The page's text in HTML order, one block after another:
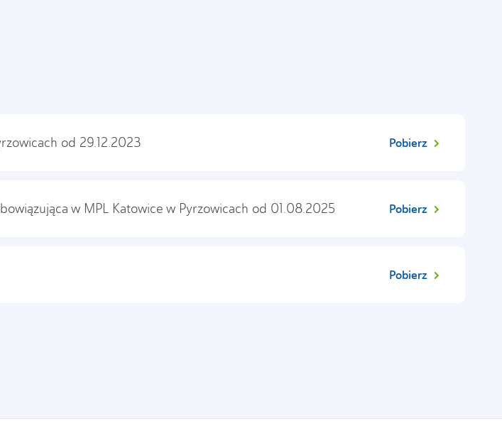
od 29.12.2023 Pobierz
w MPL Katowice w Pyrzowicach od 01.08.2025 Pobierz
Pobierz